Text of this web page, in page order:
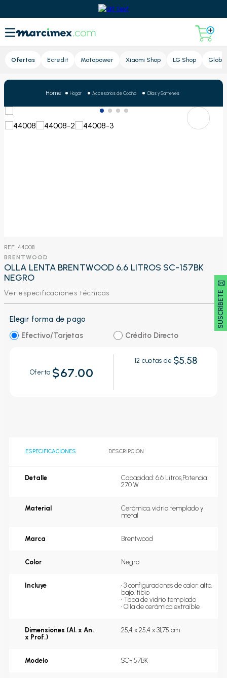
Ofertas Ecredit Motopower Xiaomi Shop LG Shop Global
SUSCRÍBETE 🖂
Hogar Accesorios de Cocina Ollas y Sartenes
: 44008
BRENTWOOD
OLLA LENTA BRENTWOOD 6,6 LITROS SC-157BK
NEGRO
Ver especificaciones técnicas
Elegir forma de pago
Efectivo/Tarjetas
Crédito Directo
Oferta $67.00
12 cuotas de $5.58
ESPECIFICACIONES DESCRIPCIÓN
Detalle
Capacidad: 6.6 Litros,Potencia:
270 W
Material
Cerámica, vidrio templado y
metal
Marca Brentwood
Color Negro
Incluye
• 3 configuraciones de calor: alto,
bajo, tibio
• Tapa de vidrio templado
• Olla de cerámica extraíble
Dimensiones (Al. x An.
x Prof.)
25,4 x 25,4 x 31,75 cm
Modelo SC-157BK